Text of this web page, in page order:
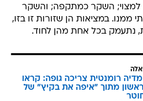
למצוי; השקר כמתקפה; והשקר
ממנו. במציאות הן שזורות זו בזו,
נתעמק בכל אחת מהן לחוד.
רומנטית צריכה גופה: קראו
מתוך "איפה את בקיץ" של